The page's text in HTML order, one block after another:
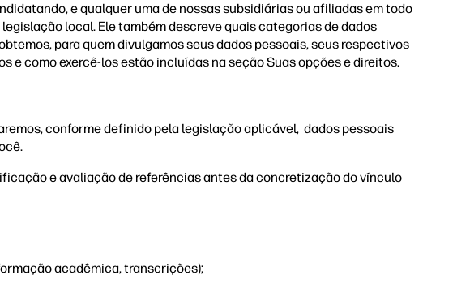
e qualquer uma de nossas subsidiárias ou afiliadas em todo
local. Ele também descreve quais categorias de dados
para quem divulgamos seus dados pessoais, seus respectivos
e como exercê-los estão incluídas na seção Suas opções e direitos.
conforme definido pela legislação aplicável, dados pessoais
e avaliação de referências antes da concretização do vínculo
acadêmica, transcrições);